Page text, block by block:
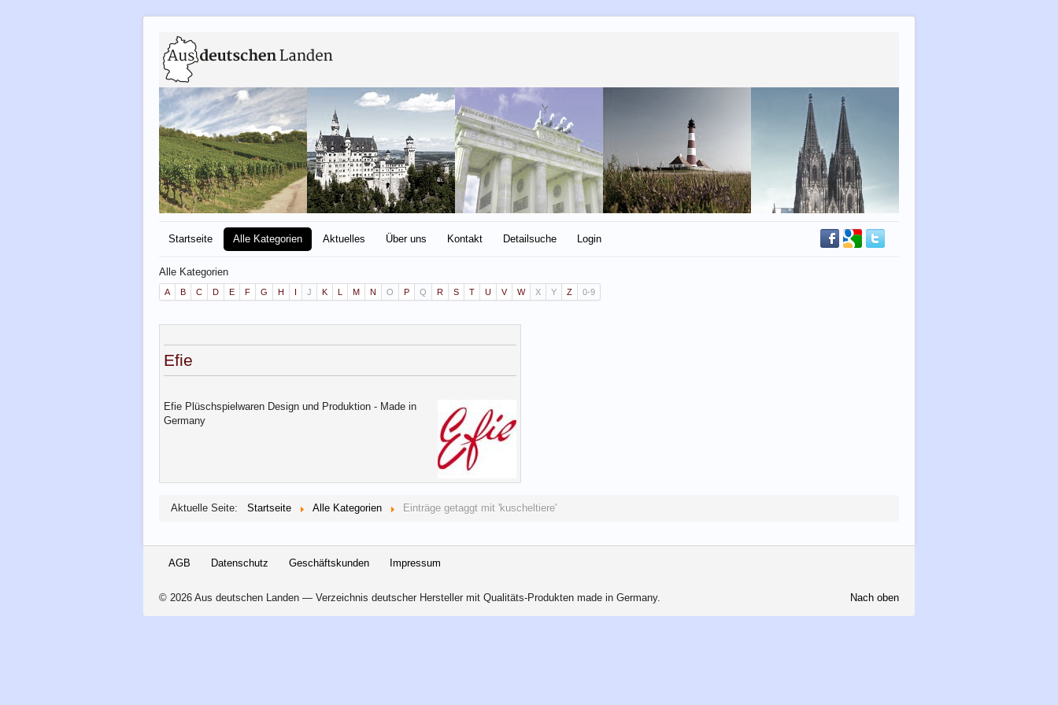
Startseite Alle Kategorien Aktuelles Über uns Kontakt Detailsuche Login
Alle Kategorien
A B C D E F G H I J K L M N O P Q R S T U V W X Y Z 0-9
Efie
Efie Plüschspielwaren Design und Produktion - Made in
Germany
Aktuelle Seite: Startseite Alle Kategorien Einträge getaggt mit 'kuscheltiere'
AGB Datenschutz Geschäftskunden Impressum
Nach oben
© 2026 Aus deutschen Landen — Verzeichnis deutscher Hersteller mit Qualitäts-Produkten made in Germany.